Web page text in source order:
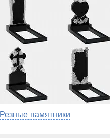
Резные памятники